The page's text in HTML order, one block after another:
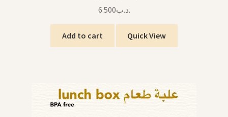
.د.ب6.500
Add to cart Quick View